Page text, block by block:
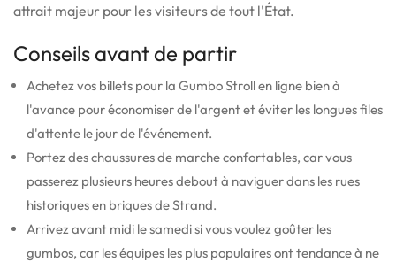
attrait majeur pour les visiteurs de tout l'État.
Conseils avant de partir
Achetez vos billets pour la Gumbo Stroll en ligne bien à
l'avance pour économiser de l'argent et éviter les longues files
d'attente le jour de l'événement.
Portez des chaussures de marche confortables, car vous
passerez plusieurs heures debout à naviguer dans les rues
historiques en briques de Strand.
Arrivez avant midi le samedi si vous voulez goûter les
gumbos, car les équipes les plus populaires ont tendance à ne